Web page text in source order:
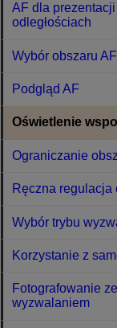
AF dla prezentacji
odległościach
Wybór obszaru AF
Podgląd AF
Oświetlenie
Ograniczanie
Ręczna regulacja
Wybór trybu
Korzystanie z
Fotografowanie
wyzwalaniem